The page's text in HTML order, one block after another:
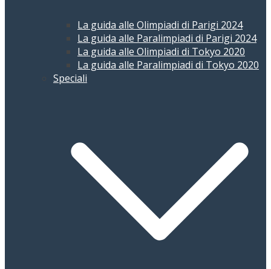
La guida alle Olimpiadi di Parigi 2024
La guida alle Paralimpiadi di Parigi 2024
La guida alle Olimpiadi di Tokyo 2020
La guida alle Paralimpiadi di Tokyo 2020
Speciali